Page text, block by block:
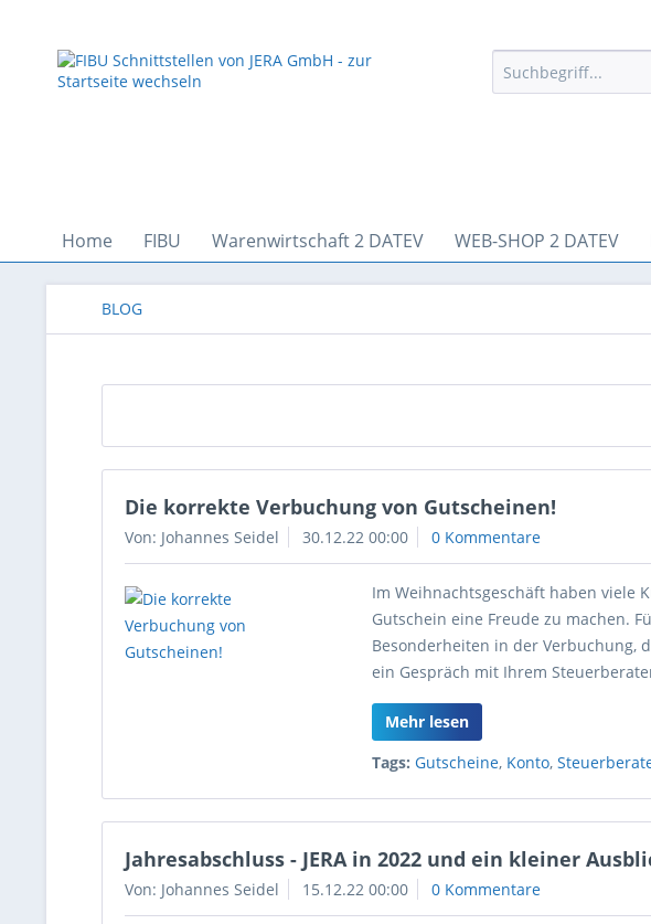
Home FIBU Warenwirtschaft 2 DATEV WEB-SHOP 2 DATEV
BLOG
Die korrekte Verbuchung von Gutscheinen!
Von: Johannes Seidel 30.12.22 00:00 0 Kommentare
Im Weihnachtsgeschäft haben viele
Gutschein eine Freude zu machen.
Besonderheiten in der Verbuchung,
ein Gespräch mit Ihrem
Mehr lesen
Tags: Gutscheine, Konto,
Jahresabschluss - JERA in 2022 und ein kleiner
Von: Johannes Seidel 15.12.22 00:00 0 Kommentare